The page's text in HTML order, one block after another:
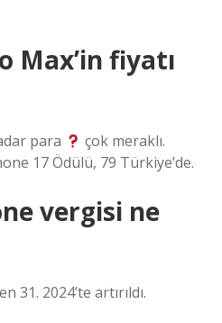
Max’in fiyatı
para
çok meraklı.
17 Ödülü, 79 Türkiye’de.
vergisi ne
31. 2024’te artırıldı.